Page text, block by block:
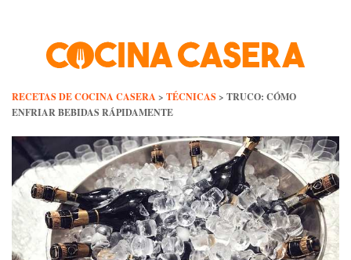
RECETAS DE COCINA CASERA > TÉCNICAS > TRUCO: CÓMO
ENFRIAR BEBIDAS RÁPIDAMENTE